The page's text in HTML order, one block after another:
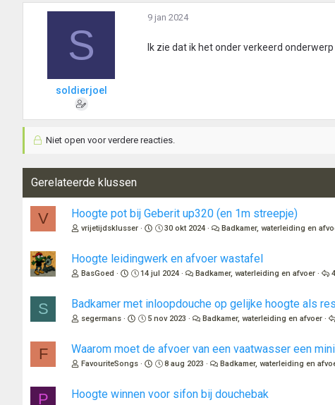
S
soldierjoel
9 jan 2024
Ik zie dat ik het onder verkeerd
Niet open voor verdere reacties.
Gerelateerde klussen
V Hoogte pot bij Geberit up320 (en 1m streepje)
vrijetijdsklusser 30 okt 2024 Badkamer, waterleiding en
Hoogte leidingwerk en afvoer wastafel
BasGoed 14 jul 2024 Badkamer, waterleiding en afvoer 4
S Badkamer met inloopdouche op gelijke hoogte als
segermans 5 nov 2023 Badkamer, waterleiding en afvoer
F Waarom moet de afvoer van een vaatwasser een
FavouriteSongs 8 aug 2023 Badkamer, waterleiding en
P Hoogte winnen voor sifon bij douchebak